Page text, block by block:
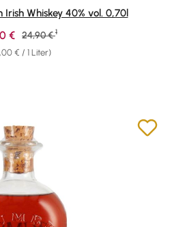
von 4.84 von 5 Sternen
Irish Whiskey 40% vol. 0,70l
€ / 1 Liter)
Verkaufspreis:
€ Regulärer Preis:
24,90 € 1